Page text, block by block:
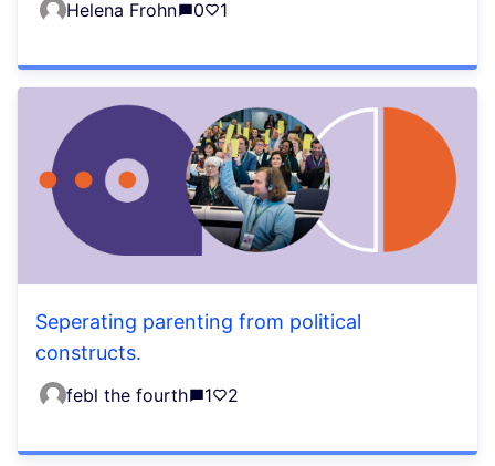
Helena Frohn 0 1
Seperating parenting from political
constructs.
febl the fourth 1 2